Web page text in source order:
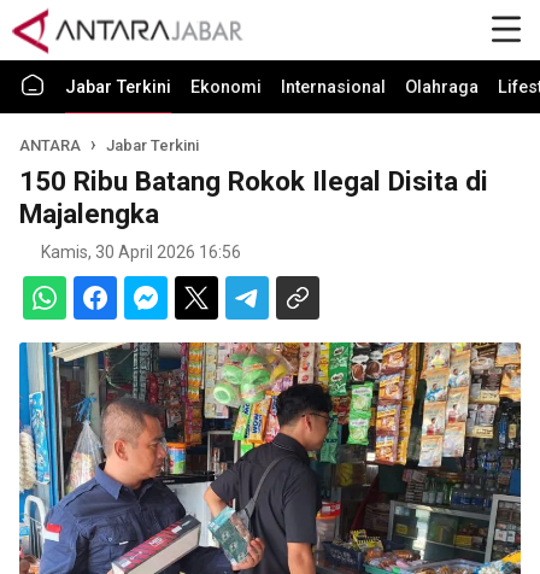
Jabar Terkini Ekonomi Internasional Olahraga
ANTARA Jabar Terkini
150 Ribu Batang Rokok Ilegal Disita di
Majalengka
Kamis, 30 April 2026 16:56